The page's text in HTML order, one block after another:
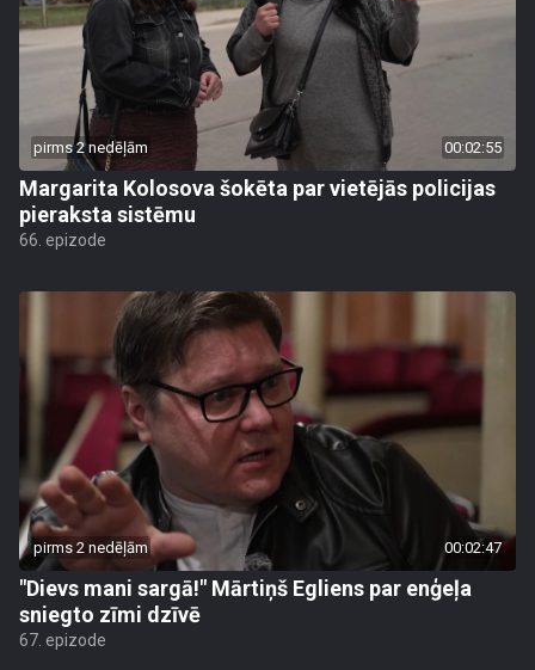
pirms 2 nedēļām 00:02:55
Margarita Kolosova šokēta par vietējās policijas
pieraksta sistēmu
66. epizode
pirms 2 nedēļām 00:02:47
"Dievs mani sargā!" Mārtiņš Egliens par enģeļa
sniegto zīmi dzīvē
67. epizode